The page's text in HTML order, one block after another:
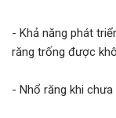
- Khả năng phát
răng trống được
- Nhổ răng khi